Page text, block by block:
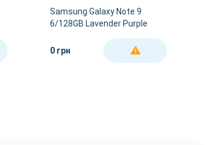
Samsung Galaxy Note 9
6/128GB Lavender Purple
0 грн
ДЕТАЛЬНІШЕ